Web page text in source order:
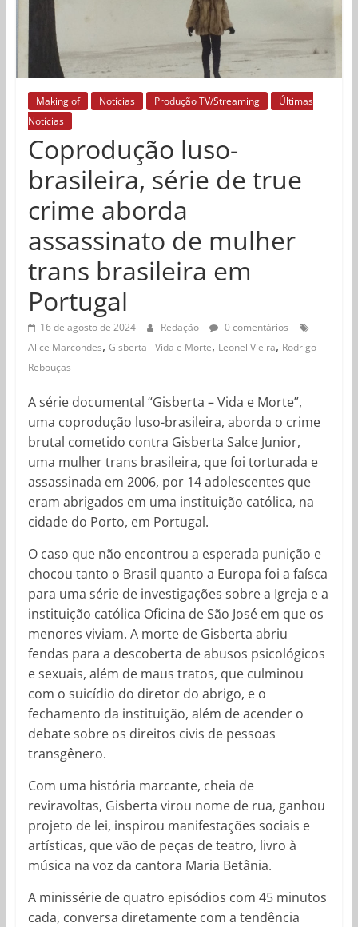
Making of Notícias Produção TV/Streaming
Últimas
Notícias
Coprodução luso-
brasileira, série de true
crime aborda
assassinato de mulher
trans brasileira em
Portugal
16 de agosto de 2024 Redação
0 comentários
Alice Marcondes, Gisberta - Vida e Morte, Leonel Vieira, Rodrigo
Rebouças
A série documental “Gisberta – Vida e Morte”,
uma coprodução luso-brasileira, aborda o crime
brutal cometido contra Gisberta Salce Junior,
uma mulher trans brasileira, que foi torturada e
assassinada em 2006, por 14 adolescentes que
eram abrigados em uma instituição católica, na
cidade do Porto, em Portugal.
O caso que não encontrou a esperada punição e
chocou tanto o Brasil quanto a Europa foi a faísca
para uma série de investigações sobre a Igreja e a
instituição católica Oficina de São José em que os
menores viviam. A morte de Gisberta abriu
fendas para a descoberta de abusos psicológicos
e sexuais, além de maus tratos, que culminou
com o suicídio do diretor do abrigo, e o
fechamento da instituição, além de acender o
debate sobre os direitos civis de pessoas
transgênero.
Com uma história marcante, cheia de
reviravoltas, Gisberta virou nome de rua, ganhou
projeto de lei, inspirou manifestações sociais e
artísticas, que vão de peças de teatro, livro à
música na voz da cantora Maria Betânia.
A minissérie de quatro episódios com 45 minutos
cada, conversa diretamente com a tendência